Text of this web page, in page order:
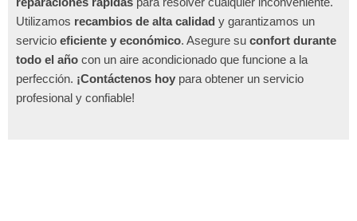
Utilizamos recambios de alta calidad y garantizamos un
servicio eficiente y económico. Asegure su confort durante
todo el año con un aire acondicionado que funcione a la
perfección. ¡Contáctenos hoy para obtener un servicio
profesional y confiable!